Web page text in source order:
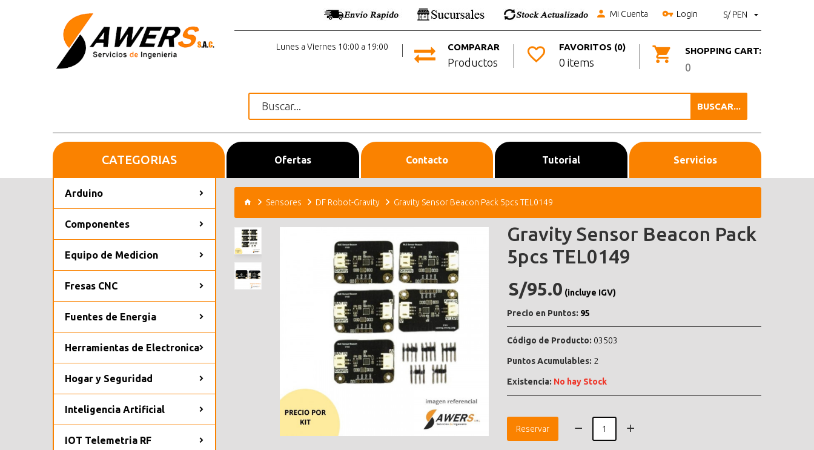
S/ PEN
Mi Cuenta Login
SHOPPING CART:
0
FAVORITOS (0)
0 items
COMPARAR
Productos
Lunes a Viernes 10:00 a 19:00
BUSCAR...
Inicio Ofertas Contacto Tutorial Servicios
CATEGORIAS
Arduino
Componentes
Equipo de Medicion
Fresas CNC
Fuentes de Energia
Herramientas de Electronica
Hogar y Seguridad
Inteligencia Artificial
IOT Telemetria RF
Sensores DF Robot-Gravity Gravity Sensor Beacon Pack 5pcs TEL0149
Gravity Sensor Beacon Pack
5pcs TEL0149
S/95.0 (incluye IGV)
Precio en Puntos: 95
Código de Producto: 03503
Puntos Acumulables: 2
Existencia: No hay Stock
Reservar